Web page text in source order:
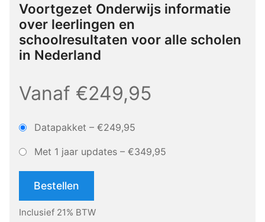
Voortgezet Onderwijs informatie
over leerlingen en
schoolresultaten voor alle scholen
in Nederland
Vanaf €249,95
Datapakket – €249,95
Met 1 jaar updates – €349,95
Bestellen
Inclusief 21% BTW